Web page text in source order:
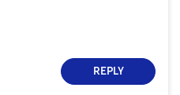
REPLY